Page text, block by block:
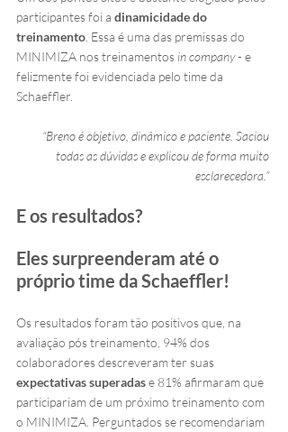
participantes foi a dinamicidade do
treinamento . Essa é uma das premissas do
MINIMIZA nos treinamentos in company - e
felizmente foi evidenciada pelo time da
Schaeffler.
“Breno é objetivo, dinâmico e paciente. Saciou
todas as dúvidas e explicou de forma muito
esclarecedora.”
E os resultados?
Eles surpreenderam até o
próprio time da Schaeffler!
Os resultados foram tão positivos que, na
avaliação pós treinamento, 94% dos
colaboradores descreveram ter suas
expectativas superadas e 81% afirmaram que
participariam de um próximo treinamento com
o MINIMIZA. Perguntados se recomendariam